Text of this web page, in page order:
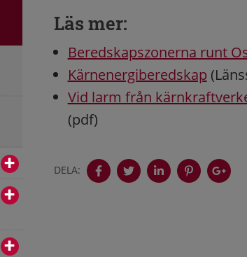
Läs mer:
Beredskapszonerna runt
Kärnenergiberedskap
Vid larm från
(pdf)
DELA: